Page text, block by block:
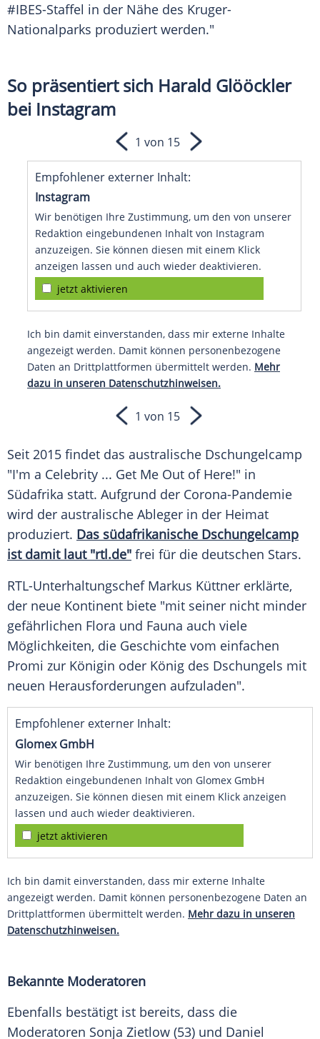
#IBES-Staffel in der Nähe des Kruger-
Nationalparks produziert werden."
So präsentiert sich Harald Glööckler
bei Instagram
Empfohlener externer Inhalt:
Instagram
Wir benötigen Ihre Zustimmung, um den von unserer
Redaktion eingebundenen Inhalt von Instagram
anzuzeigen. Sie können diesen mit einem Klick
anzeigen lassen und auch wieder deaktivieren.
jetzt aktivieren
Ich bin damit einverstanden, dass mir externe Inhalte
angezeigt werden. Damit können personenbezogene
Daten an Drittplattformen übermittelt werden. Mehr
dazu in unseren Datenschutzhinweisen.
1 von 15
1 von 15
Seit 2015 findet das australische Dschungelcamp
"I'm a Celebrity ... Get Me Out of Here!" in
Südafrika statt. Aufgrund der Corona-Pandemie
wird der australische Ableger in der Heimat
produziert. Das südafrikanische Dschungelcamp
ist damit laut "rtl.de" frei für die deutschen Stars.
RTL-Unterhaltungschef Markus Küttner erklärte,
der neue Kontinent biete "mit seiner nicht minder
gefährlichen Flora und Fauna auch viele
Möglichkeiten, die Geschichte vom einfachen
Promi zur Königin oder König des Dschungels mit
neuen Herausforderungen aufzuladen".
Empfohlener externer Inhalt:
Glomex GmbH
Wir benötigen Ihre Zustimmung, um den von unserer
Redaktion eingebundenen Inhalt von Glomex GmbH
anzuzeigen. Sie können diesen mit einem Klick anzeigen
lassen und auch wieder deaktivieren.
jetzt aktivieren
Ich bin damit einverstanden, dass mir externe Inhalte
angezeigt werden. Damit können personenbezogene Daten an
Drittplattformen übermittelt werden. Mehr dazu in unseren
Datenschutzhinweisen.
Bekannte Moderatoren
Ebenfalls bestätigt ist bereits, dass die
Moderatoren Sonja Zietlow (53) und Daniel